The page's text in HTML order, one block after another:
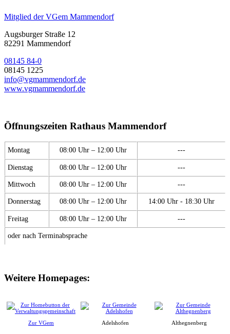
Mitglied der VGem Mammendorf
Augsburger Straße 12
82291 Mammendorf
08145 84-0
08145 1225
info@vgmammendorf.de
www.vgmammendorf.de
Öffnungszeiten Rathaus Mammendorf
Montag 08:00 Uhr – 12:00 Uhr ---
Dienstag 08:00 Uhr – 12:00 Uhr ---
Mittwoch 08:00 Uhr – 12:00 Uhr ---
Donnerstag 08:00 Uhr – 12:00 Uhr 14:00 Uhr - 18:30 Uhr
Freitag 08:00 Uhr – 12:00 Uhr ---
oder nach Terminabsprache
Weitere Homepages:
Zur VGem Adelshofen Althegnenberg